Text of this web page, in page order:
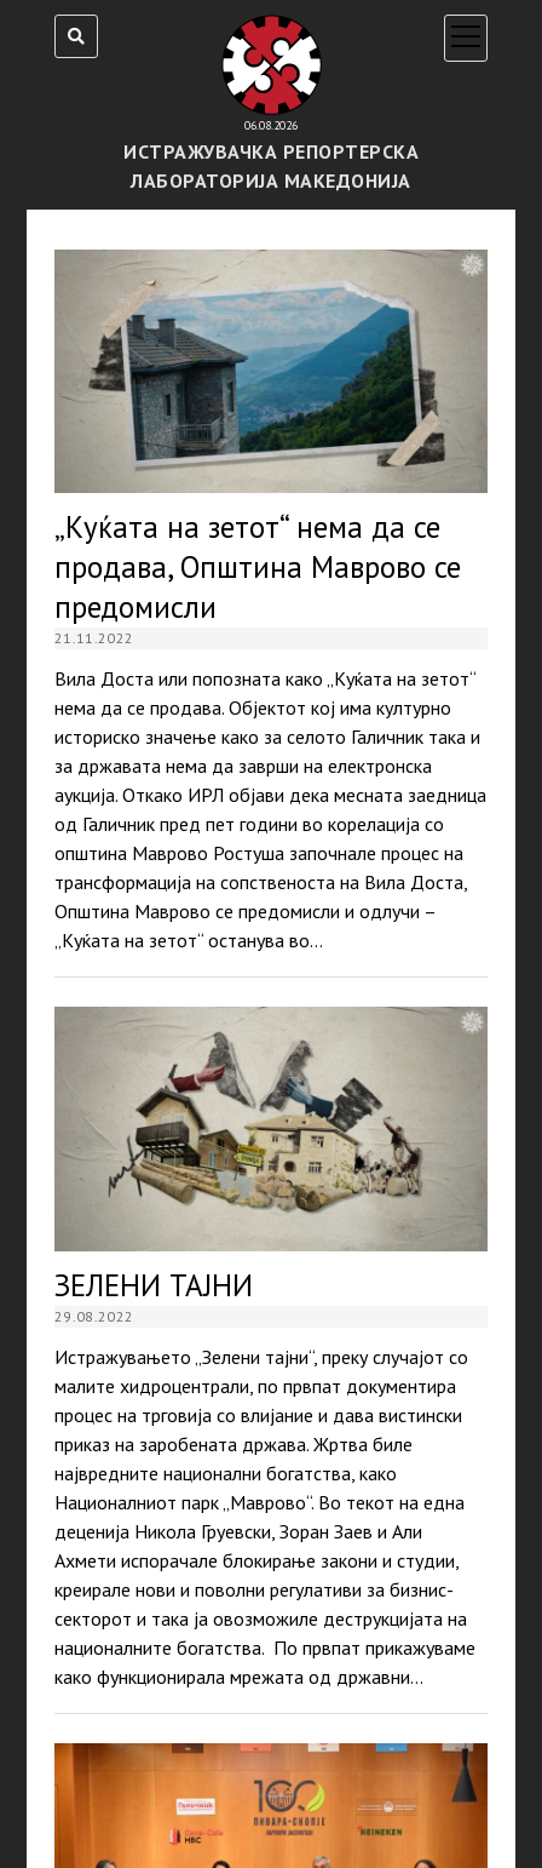
06.08.2026
ИСТРАЖУВАЧКА РЕПОРТЕРСКА
ЛАБОРАТОРИЈА МАКЕДОНИЈА
open
menu
„Куќата на зетот“ нема да се
продава, Општина Маврово се
предомисли
21.11.2022
Вила Доста или попозната како „Куќата на зетот“
нема да се продава. Објектот кој има културно
историско значење како за селото Галичник така и
за државата нема да заврши на електронска
аукција. Откако ИРЛ објави дека месната заедница
од Галичник пред пет години во корелација со
општина Маврово Ростуша започнале процес на
трансформација на сопственоста на Вила Доста,
Општина Маврово се предомисли и одлучи –
„Куќата на зетот“ останува во…
ЗЕЛЕНИ ТАЈНИ
29.08.2022
Истражувањето „Зелени тајни“, преку случајот со
малите хидроцентрали, по првпат документира
процес на трговија со влијание и дава вистински
приказ на заробената држава. Жртва биле
највредните национални богатства, како
Националниот парк „Маврово“. Во текот на една
деценија Никола Груевски, Зоран Заев и Али
Ахмети испорачале блокирање закони и студии,
креирале нови и поволни регулативи за бизнис-
секторот и така ја овозможиле деструкцијата на
националните богатства. По првпат прикажуваме
како функционирала мрежата од државни…